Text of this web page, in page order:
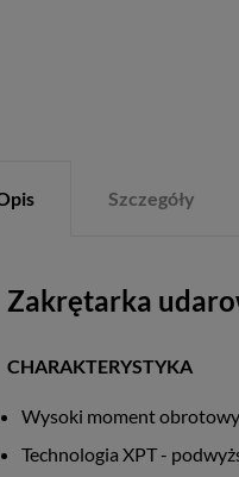
Szczegóły
Zakrętarka
CHARAKTERYSTYKA
Wysoki moment
Technologia XPT -